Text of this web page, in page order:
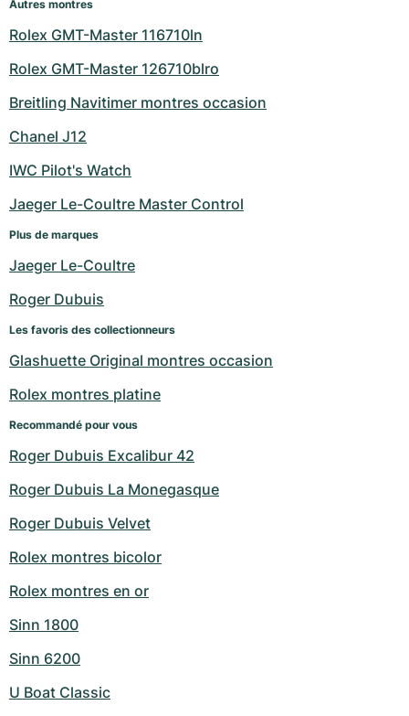
Autres montres
Rolex GMT-Master 116710ln
Rolex GMT-Master 126710blro
Breitling Navitimer montres occasion
Chanel J12
IWC Pilot's Watch
Jaeger Le-Coultre Master Control
Plus de marques
Jaeger Le-Coultre
Roger Dubuis
Les favoris des collectionneurs
Glashuette Original montres occasion
Rolex montres platine
Recommandé pour vous
Roger Dubuis Excalibur 42
Roger Dubuis La Monegasque
Roger Dubuis Velvet
Rolex montres bicolor
Rolex montres en or
Sinn 1800
Sinn 6200
U Boat Classic